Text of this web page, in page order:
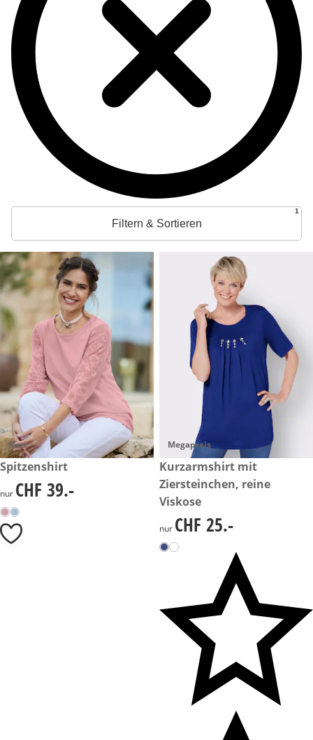
Filtern & Sortieren
1
Neu
CHF 39.-
Spitzenshirt
CHF 39.-
nur CHF 39.-
Megapreis
CHF 25.-
Kurzarmshirt mit
Ziersteinchen, reine
Viskose
CHF 25.-
nur CHF 25.-